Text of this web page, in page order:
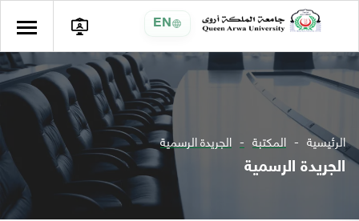
EN
الرئيسية المكتبة الجريدة الرسمية
الجريدة الرسمية